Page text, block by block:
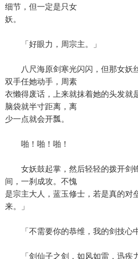
细节，但一定是只女
妖。
「好眼力，周宗主。」
八尺海原剑寒光闪闪，但那女妖
双手任她动手，周素
衣懒得废话，上来就抹着她的头发就
脑袋就半寸距离，离
少一点就会开瓢。
啪！啪！啪！
女妖鼓起掌，然后轻轻的拨开剑
间，一刹成攻。不愧
是宗主大人，蓝玉修士，若是真的对
来。」
「不需要你的恭维，我的剑技心中
「剑仙子之剑，如风如雷，迅疾力